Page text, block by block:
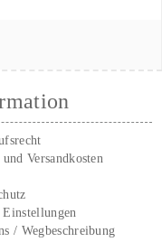
Versandkosten
/ Wegbeschreibung